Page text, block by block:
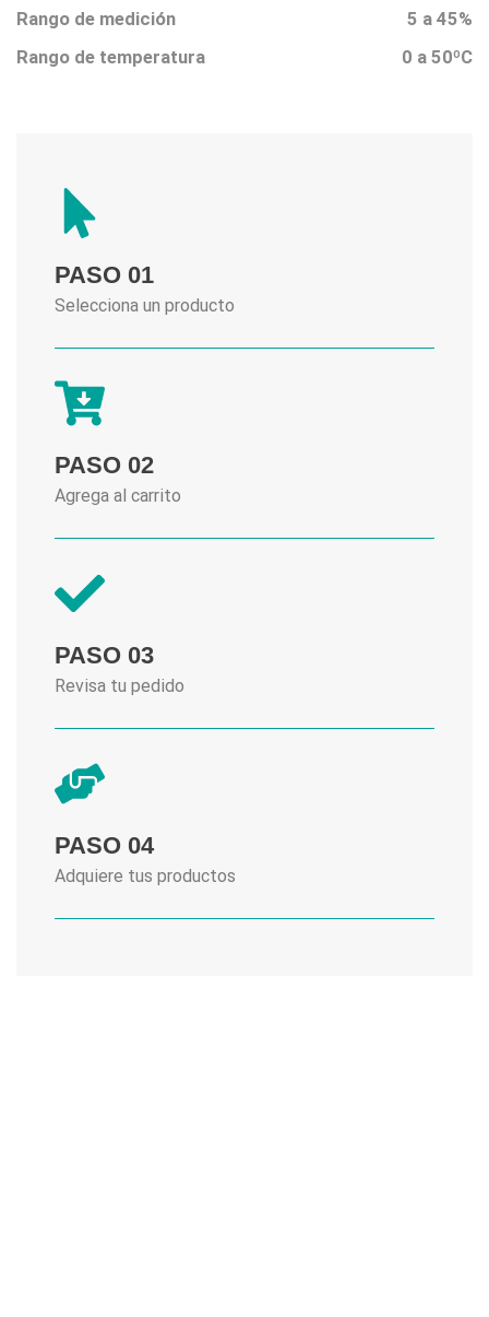
Rango de medición
5 a 45%
Rango de temperatura
0 a 50ºC
PASO 01
Selecciona un producto
PASO 02
Agrega al carrito
PASO 03
Revisa tu pedido
PASO 04
Adquiere tus productos